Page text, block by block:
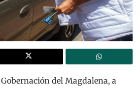
Gobernación del Magdalena, a